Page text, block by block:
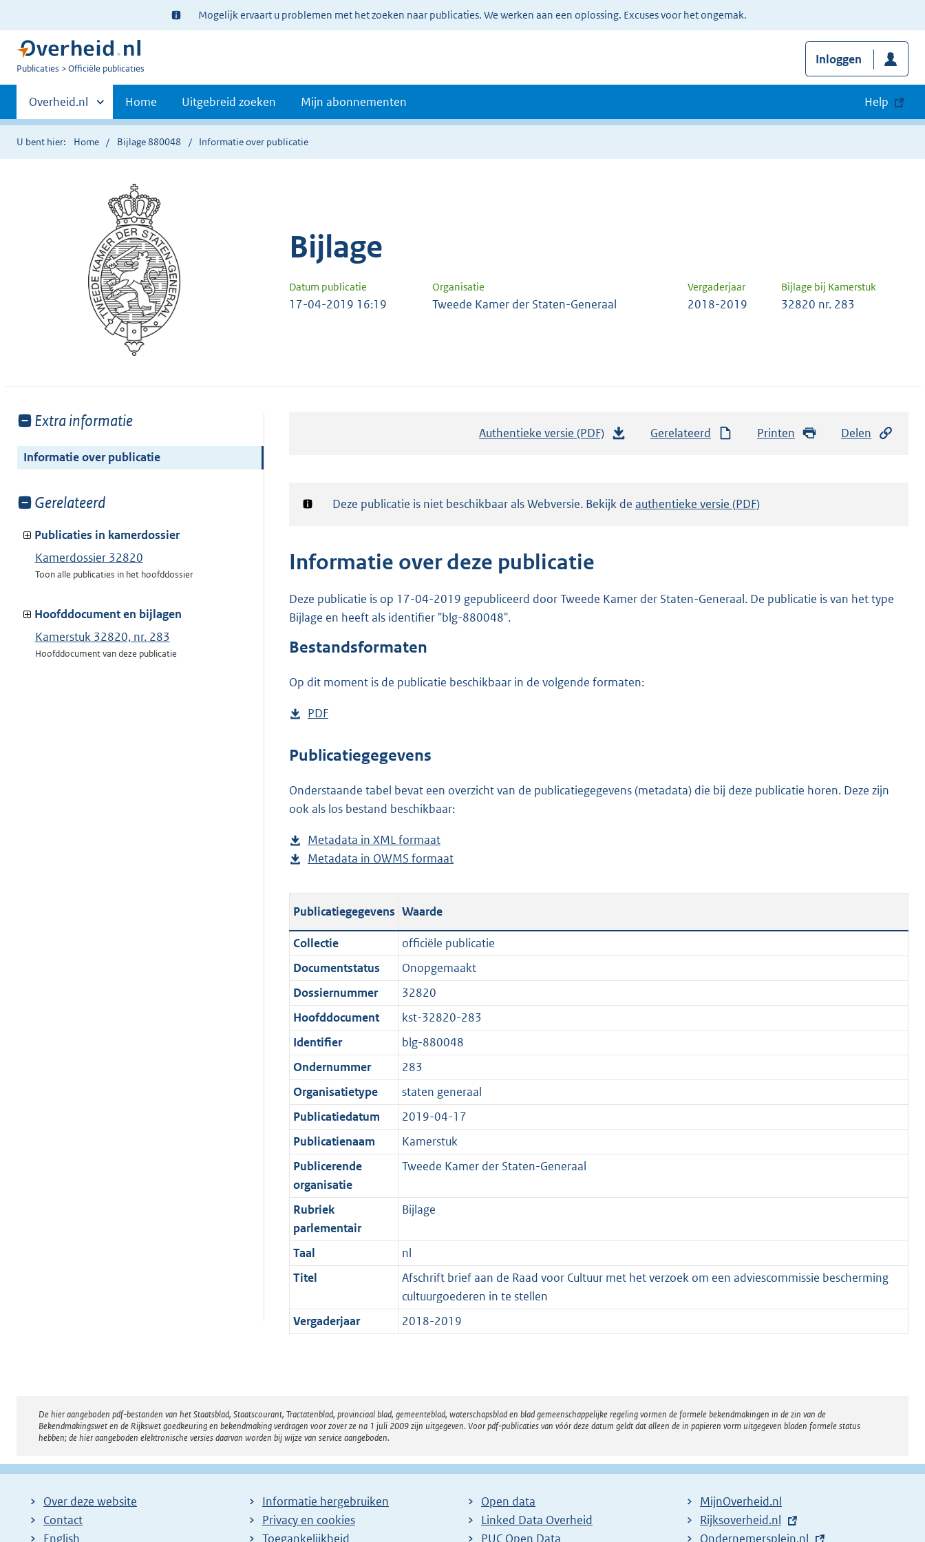
Ter
informatie:
Mogelijk ervaart u problemen met het zoeken naar publicaties. We werken aan een oplossing. Excuses voor het ongemak.
U
Publicaties Officiële publicaties
Inloggen
Primaire
navigatie
Andere
sites
binnen
Overheid.nl Home Uitgebreid zoeken Mijn abonnementen Help
U bent hier: Home Bijlage 880048 Informatie over publicatie
Bijlage
Datum publicatie Organisatie Vergaderjaar Bijlage bij Kamerstuk
17-04-2019 16:19 Tweede Kamer der Staten-Generaal 2018-2019 32820 nr. 283
Toon
van:
Extra informatie
Informatie over publicatie
Toon
van:
Gerelateerd
Publicaties in kamerdossier
Kamerdossier 32820
Toon alle publicaties in het hoofddossier
Hoofddocument en bijlagen
Kamerstuk 32820, nr. 283
Hoofddocument van deze publicatie
Authentieke versie (PDF)
a
r
b
Gerelateerd Printen Delen
Notificatie:
Deze publicatie is niet beschikbaar als Webversie. Bekijk de authentieke versie (PDF)
Informatie over deze publicatie
Deze publicatie is op 17-04-2019 gepubliceerd door Tweede Kamer der Staten-Generaal. De publicatie is van het type
Bijlage en heeft als identifier "blg-880048".
Bestandsformaten
Op dit moment is de publicatie beschikbaar in de volgende formaten:
D
w
l
o
d
p
l
i
c
a
t
i
e
i
n
f
o
r
m
a
t
PDF
s
a
n
s
g
o
t
t
e
:
9
1
K
b
Publicatiegegevens
Onderstaande tabel bevat een overzicht van de publicatiegegevens (metadata) die bij deze publicatie horen. Deze zijn
ook als los bestand beschikbaar:
Metadata in XML formaat
e
t
a
n
d
s
r
o
o
t
e
:
1
K
b
Metadata in OWMS formaat
s
a
n
d
g
r
o
t
t
e
:
1
K
Publicatiegegevens Waarde
Collectie
officiële publicatie
Documentstatus
Onopgemaakt
Dossiernummer
32820
Hoofddocument
kst-32820-283
Identifier
blg-880048
Ondernummer
283
Organisatietype
staten generaal
Publicatiedatum
2019-04-17
Publicatienaam
Kamerstuk
Publicerende
organisatie
Tweede Kamer der Staten-Generaal
Rubriek
parlementair
Bijlage
Taal
nl
Titel
Afschrift brief aan de Raad voor Cultuur met het verzoek om een adviescommissie bescherming
cultuurgoederen in te stellen
Vergaderjaar
2018-2019
Disclaimer
De hier aangeboden pdf-bestanden van het Staatsblad, Staatscourant, Tractatenblad, provinciaal blad, gemeenteblad, waterschapsblad en blad gemeenschappelijke regeling vormen de formele bekendmakingen in de zin van de
Bekendmakingswet en de Rijkswet goedkeuring en bekendmaking verdragen voor zover ze na 1 juli 2009 zijn uitgegeven. Voor pdf-publicaties van vóór deze datum geldt dat alleen de in papieren vorm uitgegeven bladen formele status
hebben; de hier aangeboden elektronische versies daarvan worden bij wijze van service aangeboden.
Over deze website
Contact
English
Informatie hergebruiken
Privacy en cookies
Toegankelijkheid
Open data
Linked Data Overheid
PUC Open Data
MijnOverheid.nl
E
x
Rijksoverheid.nl
E
Ondernemersplein.nl